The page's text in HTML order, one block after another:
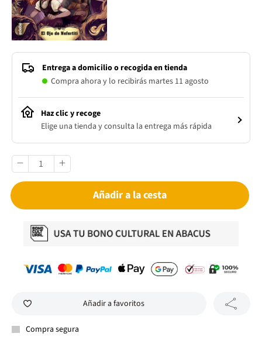
Entrega a domicilio o recogida en tienda
Compra ahora y lo recibirás martes 11 agosto
Haz clic y recoge
Elige una tienda y consulta la entrega más rápida
Añadir a la cesta
Añadir a favoritos
Compra segura